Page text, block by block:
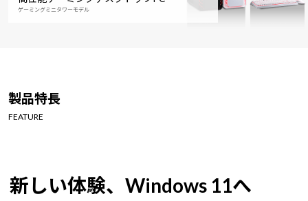
ゲーミングミニタワーモデル
製品特長
FEATURE
新しい体験、Windows 11へ